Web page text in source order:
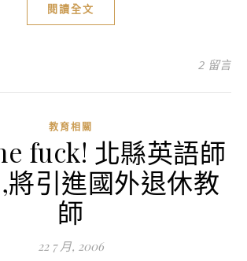
閱讀全文
2 留言
教育相關
fuck! 北縣英語師
將引進國外退休教
師
22 7 月, 2006